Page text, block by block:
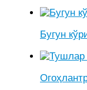
Бугун